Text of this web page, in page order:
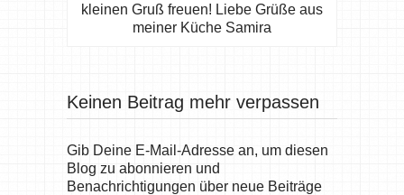
kleinen Gruß freuen! Liebe Grüße aus
meiner Küche Samira
Keinen Beitrag mehr verpassen
Gib Deine E-Mail-Adresse an, um diesen
Blog zu abonnieren und
Benachrichtigungen über neue Beiträge